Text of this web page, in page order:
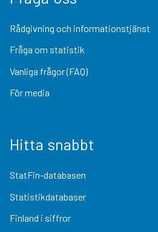
Rådgivning och informationstjänst
Fråga om statistik
Vanliga frågor (FAQ)
För media
Hitta snabbt
StatFin-databasen
Statistikdatabaser
Finland i siffror